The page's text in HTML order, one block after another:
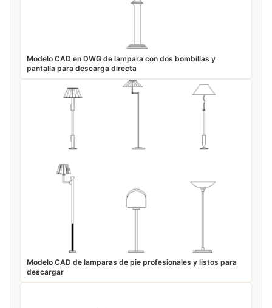
Modelo CAD en DWG de lampara con dos bombillas y
pantalla para descarga directa
Modelo CAD de lamparas de pie profesionales y listos para
descargar